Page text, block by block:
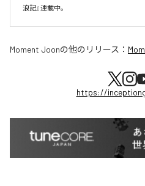
浪記』連載中。
Moment Joonの他のリリース：
https://